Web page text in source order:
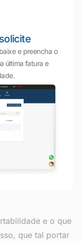
e preencha o
última fatura e
e o que
que tal portar